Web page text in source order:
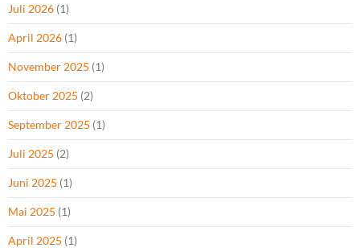
Juli 2026 (1)
April 2026 (1)
November 2025 (1)
Oktober 2025 (2)
September 2025 (1)
Juli 2025 (2)
Juni 2025 (1)
Mai 2025 (1)
April 2025 (1)